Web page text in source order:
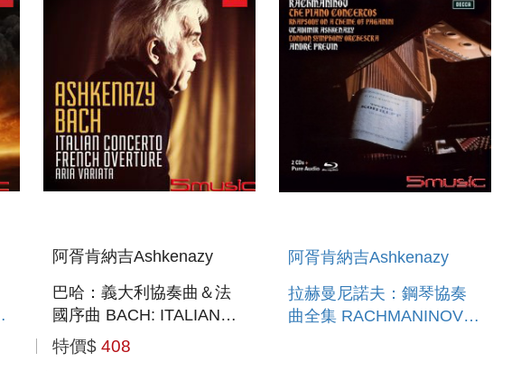
阿胥肯納吉Ashkenazy
巴哈：義大利協奏曲＆法
國序曲 BACH: ITALIAN
CONCERTO & FRENCH
OVERTURE
特價$ 408
阿胥肯納吉Ashkenazy
拉赫曼尼諾夫：鋼琴協奏
曲全集 RACHMANINOV: